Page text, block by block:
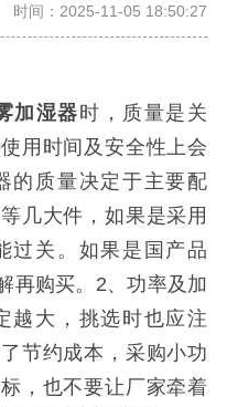
时间：2025-11-05 18:50:27
加湿器时，质量是关
用时间及安全性上会
的质量决定于主要配
几大件，如果是采用
过关。如果是国产品
再购买。2、功率及加
越大，挑选时也应注
节约成本，采购小功
，也不要让厂家牵着